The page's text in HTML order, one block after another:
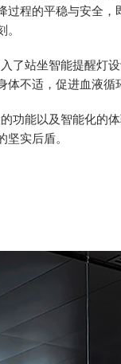
过程的平稳与安全
了站坐智能提醒灯
不适，促进血液循
功能以及智能化的
实后盾。